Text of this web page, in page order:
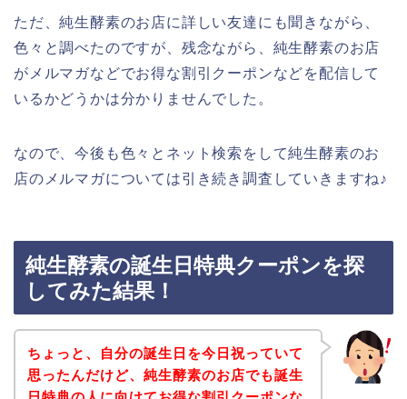
ただ、純生酵素のお店に詳しい友達にも聞きながら、
色々と調べたのですが、残念ながら、純生酵素のお店
がメルマガなどでお得な割引クーポンなどを配信して
いるかどうかは分かりませんでした。
なので、今後も色々とネット検索をして純生酵素のお
店のメルマガについては引き続き調査していきますね♪
純生酵素の誕生日特典クーポンを探
してみた結果！
ちょっと、自分の誕生日を今日祝っていて
思ったんだけど、純生酵素のお店でも誕生